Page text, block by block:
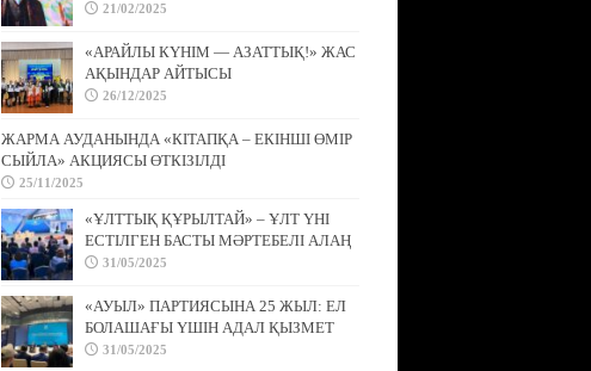
21/02/2025
«АРАЙЛЫ КҮНІМ — АЗАТТЫҚ!» ЖАС
АҚЫНДАР АЙТЫСЫ
26/12/2025
ЖАРМА АУДАНЫНДА «КІТАПҚА – ЕКІНШІ ӨМІР
СЫЙЛА» АКЦИЯСЫ ӨТКІЗІЛДІ
25/11/2025
«ҰЛТТЫҚ ҚҰРЫЛТАЙ» – ҰЛТ ҮНІ
ЕСТІЛГЕН БАСТЫ МӘРТЕБЕЛІ АЛАҢ
31/05/2025
«АУЫЛ» ПАРТИЯСЫНА 25 ЖЫЛ: ЕЛ
БОЛАШАҒЫ ҮШІН АДАЛ ҚЫЗМЕТ
31/05/2025